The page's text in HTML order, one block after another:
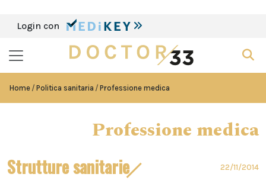
Login con
Home Politica sanitaria Professione medica
Professione medica
Strutture sanitarie 22/11/2014